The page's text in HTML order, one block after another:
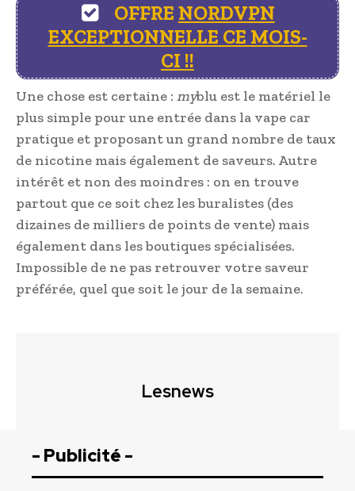
OFFRE NORDVPN
EXCEPTIONNELLE CE MOIS-
CI !!
Une chose est certaine : myblu est le matériel le
plus simple pour une entrée dans la vape car
pratique et proposant un grand nombre de taux
de nicotine mais également de saveurs. Autre
intérêt et non des moindres : on en trouve
partout que ce soit chez les buralistes (des
dizaines de milliers de points de vente) mais
également dans les boutiques spécialisées.
Impossible de ne pas retrouver votre saveur
préférée, quel que soit le jour de la semaine.
Lesnews
- Publicité -